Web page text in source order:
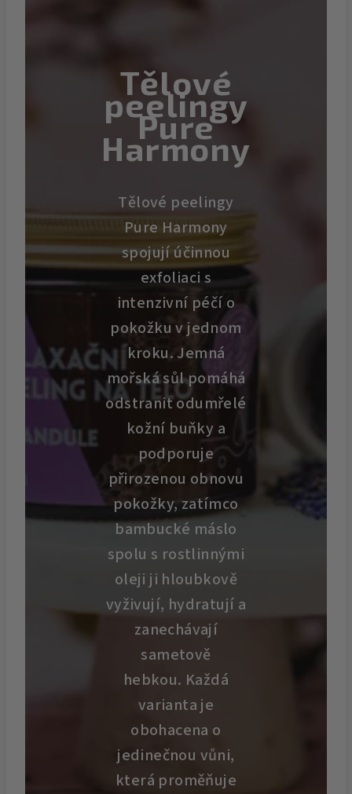
Tělové
peelingy
Pure
Harmony
Tělové peelingy
Pure Harmony
spojují účinnou
exfoliaci s
intenzivní péčí o
pokožku v jednom
kroku. Jemná
mořská sůl pomáhá
odstranit odumřelé
kožní buňky a
podporuje
přirozenou obnovu
pokožky, zatímco
bambucké máslo
spolu s rostlinnými
oleji ji hloubkově
vyživují, hydratují a
zanechávají
sametově
hebkou. Každá
varianta je
obohacena o
jedinečnou vůni,
která proměňuje